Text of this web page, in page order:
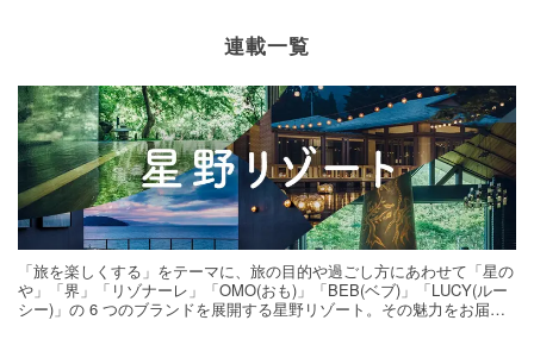
連載一覧
「旅を楽しくする」をテーマに、旅の目的や過ごし方にあわせて「星の
や」「界」「リゾナーレ」「OMO(おも)」「BEB(ベブ)」「LUCY(ルー
シー)」の 6 つのブランドを展開する星野リゾート。その魅力をお届け